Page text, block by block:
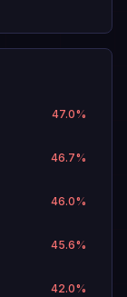
47.0%
46.7%
46.0%
45.6%
42.0%